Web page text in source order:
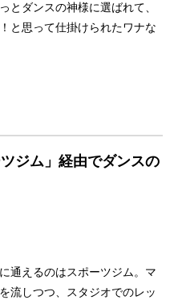
とダンスの神様に選ばれて、
と思って仕掛けられたワナな
ジム」経由でダンスの
通えるのはスポーツジム。マ
流しつつ、スタジオでのレッ